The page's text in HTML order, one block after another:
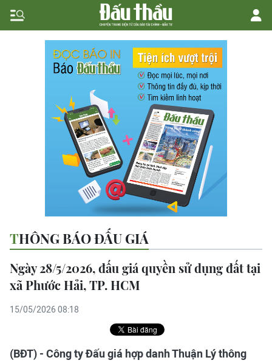
THÔNG BÁO ĐẤU GIÁ
Ngày 28/5/2026, đấu giá quyền sử dụng đất tại
xã Phước Hải, TP. HCM
15/05/2026 08:18
(BĐT) - Công ty Đấu giá hợp danh Thuận Lý thông